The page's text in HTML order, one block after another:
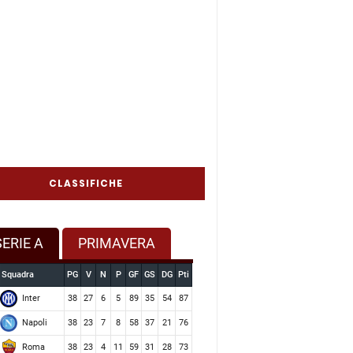
CLASSIFICHE
A PRIMAVERA
Squadra PG V N P GF GS DG Pti
Inter 38 27 6 5 89 35 54 87
Napoli 38 23 7 8 58 37 21 76
Roma 38 23 4 11 59 31 28 73